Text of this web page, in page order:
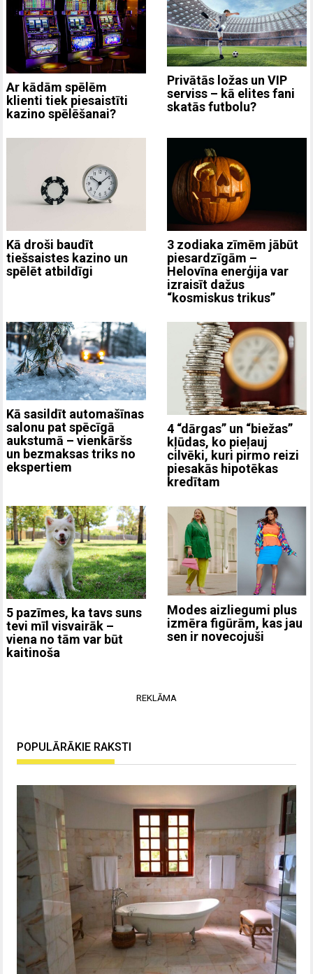
Ar kādām spēlēm
klienti tiek piesaistīti
kazino spēlēšanai?
Privātās ložas un VIP
serviss – kā elites fani
skatās futbolu?
Kā droši baudīt
tiešsaistes kazino un
spēlēt atbildīgi
3 zodiaka zīmēm jābūt
piesardzīgām –
Helovīna enerģija var
izraisīt dažus
“kosmiskus trikus”
Kā sasildīt automašīnas
salonu pat spēcīgā
aukstumā – vienkāršs
un bezmaksas triks no
ekspertiem
4 “dārgas” un “biežas”
kļūdas, ko pieļauj
cilvēki, kuri pirmo reizi
piesakās hipotēkas
kredītam
5 pazīmes, ka tavs suns
tevi mīl visvairāk –
viena no tām var būt
kaitinoša
Modes aizliegumi plus
izmēra figūrām, kas jau
sen ir novecojuši
REKLĀMA
POPULĀRĀKIE RAKSTI